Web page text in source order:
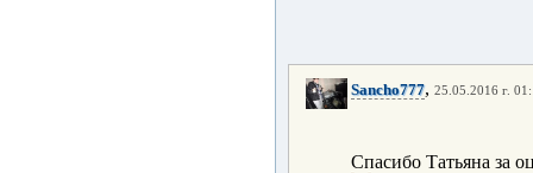
Sancho777, 25.05.2016 г.
Спасибо Татьяна за